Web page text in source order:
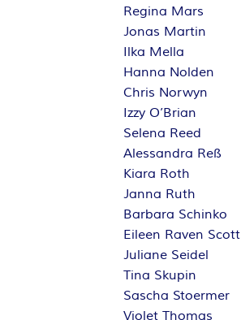
Regina Mars
Jonas Martin
Ilka Mella
Hanna Nolden
Chris Norwyn
Izzy O’Brian
Selena Reed
Alessandra Reß
Kiara Roth
Janna Ruth
Barbara Schinko
Eileen Raven Scott
Juliane Seidel
Tina Skupin
Sascha Stoermer
Violet Thomas